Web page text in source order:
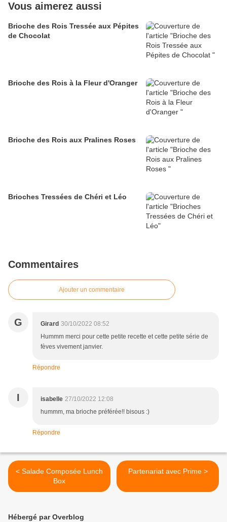
Vous aimerez aussi
Brioche des Rois Tressée aux Pépites
de Chocolat
Brioche des Rois à la Fleur d'Oranger
Brioche des Rois aux Pralines Roses
Brioches Tressées de Chéri et Léo
Commentaires
Ajouter un commentaire
G Girard 30/10/2022 08:52
Hummm merci pour cette petite recette et cette petite série de
fèves vivement janvier.
Répondre
I isabelle 27/10/2022 12:08
hummm, ma brioche préférée!! bisous :)
Répondre
< Salade Composée Lunch
Box
Partenariat avec Prime >
Hébergé par Overblog